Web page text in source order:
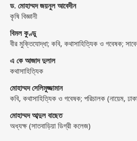
ড. মোহাম্মদ জয়নুল আবেদীন
কৃষি বিজ্ঞানী
বিমল কুণ্ডু
বীর মুক্তিযোদ্ধা; কবি, কথাসাহিত্যিক ও গবেষক;
এ কে আজাদ দুলাল
কথাসাহিত্যিক
মোহাম্মদ সেলিমুজ্জামান
কবি, কথাসাহিত্যিক ও গবেষক; পরিচালক (নায়েম,
মোহাম্মদ আব্দুল বাছেত
অধ্যক্ষ (সাতবাড়িয়া ডিগ্রী কলেজ)